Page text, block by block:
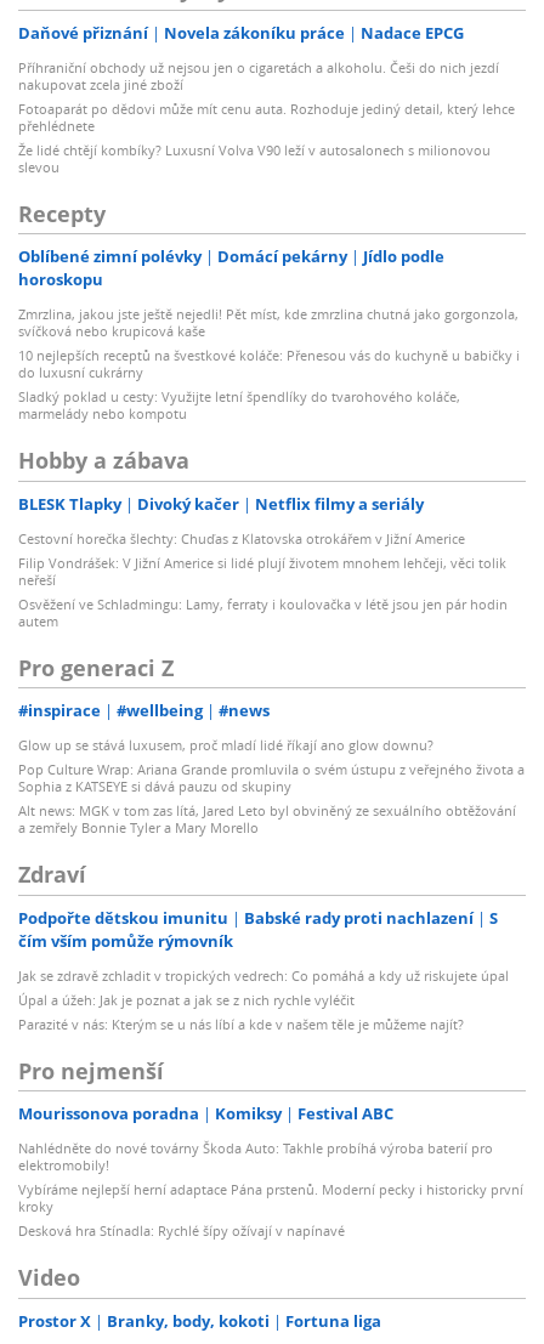
Daňové přiznání Novela zákoníku práce Nadace EPCG
Příhraniční obchody už nejsou jen o cigaretách a alkoholu. Češi do nich jezdí
nakupovat zcela jiné zboží
Fotoaparát po dědovi může mít cenu auta. Rozhoduje jediný detail, který lehce
přehlédnete
Že lidé chtějí kombíky? Luxusní Volva V90 leží v autosalonech s milionovou
slevou
Recepty
Oblíbené zimní polévky Domácí pekárny
Jídlo podle
horoskopu
Zmrzlina, jakou jste ještě nejedli! Pět míst, kde zmrzlina chutná jako gorgonzola,
svíčková nebo krupicová kaše
10 nejlepších receptů na švestkové koláče: Přenesou vás do kuchyně u babičky i
do luxusní cukrárny
Sladký poklad u cesty: Využijte letní špendlíky do tvarohového koláče,
marmelády nebo kompotu
Hobby a zábava
BLESK Tlapky Divoký kačer Netflix filmy a seriály
Cestovní horečka šlechty: Chuďas z Klatovska otrokářem v Jižní Americe
Filip Vondrášek: V Jižní Americe si lidé plují životem mnohem lehčeji, věci tolik
neřeší
Osvěžení ve Schladmingu: Lamy, ferraty i koulovačka v létě jsou jen pár hodin
autem
Pro generaci Z
#inspirace #wellbeing #news
Glow up se stává luxusem, proč mladí lidé říkají ano glow downu?
Pop Culture Wrap: Ariana Grande promluvila o svém ústupu z veřejného života a
Sophia z KATSEYE si dává pauzu od skupiny
Alt news: MGK v tom zas lítá, Jared Leto byl obviněný ze sexuálního obtěžování
a zemřely Bonnie Tyler a Mary Morello
Zdraví
Podpořte dětskou imunitu Babské rady proti nachlazení
S
čím vším pomůže rýmovník
Jak se zdravě zchladit v tropických vedrech: Co pomáhá a kdy už riskujete úpal
Úpal a úžeh: Jak je poznat a jak se z nich rychle vyléčit
Parazité v nás: Kterým se u nás líbí a kde v našem těle je můžeme najít?
Pro nejmenší
Mourissonova poradna Komiksy Festival ABC
Nahlédněte do nové továrny Škoda Auto: Takhle probíhá výroba baterií pro
elektromobily!
Vybíráme nejlepší herní adaptace Pána prstenů. Moderní pecky i historicky první
kroky
Desková hra Stínadla: Rychlé šípy ožívají v napínavé
Video
Prostor X Branky, body, kokoti Fortuna liga